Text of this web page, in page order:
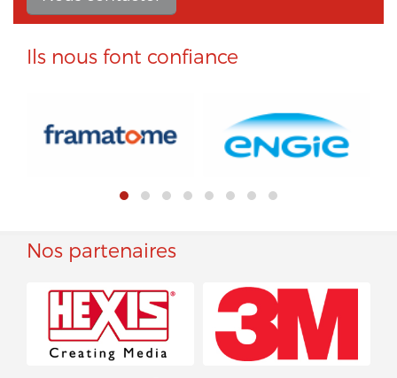
Ils nous font confiance
Nos partenaires